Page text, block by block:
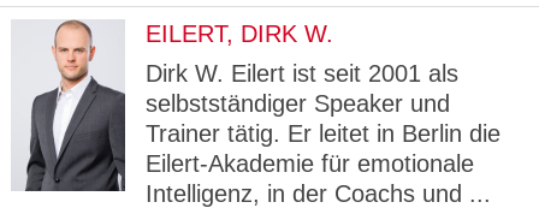
EILERT, DIRK W.
Dirk W. Eilert ist seit 2001 als
selbstständiger Speaker und
Trainer tätig. Er leitet in Berlin die
Eilert-Akademie für emotionale
Intelligenz, in der Coachs und ...